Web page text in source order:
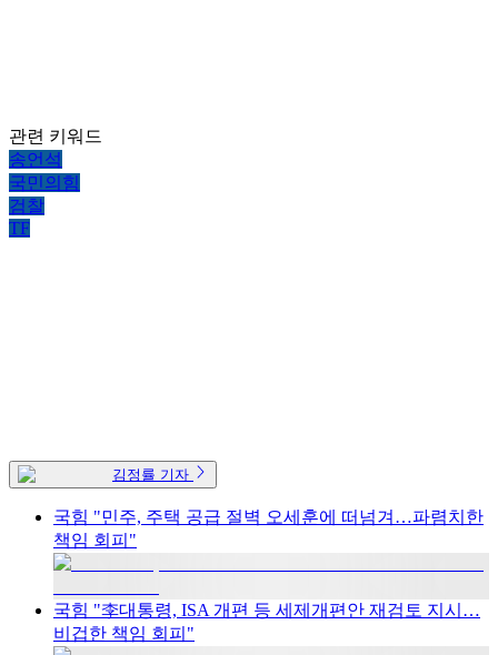
관련 키워드
송언석
국민의힘
검찰
TF
김정률 기자
국힘 "민주, 주택 공급 절벽 오세훈에 떠넘겨…파렴치한
책임 회피"
국힘 "李대통령, ISA 개편 등 세제개편안 재검토 지시…
비겁한 책임 회피"